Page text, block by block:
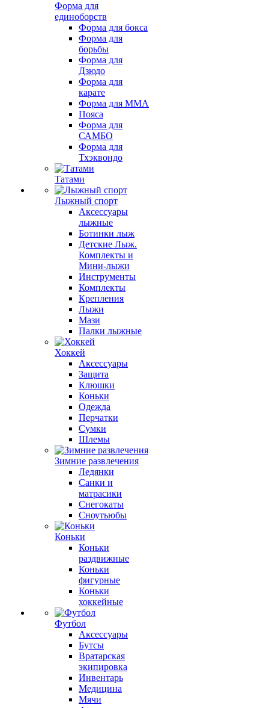
Форма для
единоборств
Форма для бокса
Форма для
борьбы
Форма для
Дзюдо
Форма для
карате
Форма для MMA
Пояса
Форма для
САМБО
Форма для
Тхэквондо
Татами
Лыжный спорт
Аксессуары
лыжные
Ботинки лыж
Детские Лыж.
Комплекты и
Мини-лыжи
Инструменты
Комплекты
Крепления
Лыжи
Мази
Палки лыжные
Хоккей
Аксессуары
Защита
Клюшки
Коньки
Одежда
Перчатки
Сумки
Шлемы
Зимние развлечения
Ледянки
Санки и
матрасики
Снегокаты
Сноутьюбы
Коньки
Коньки
раздвижные
Коньки
фигурные
Коньки
хоккейные
Футбол
Аксессуары
Бутсы
Вратарская
экипировка
Инвентарь
Медицина
Мячи